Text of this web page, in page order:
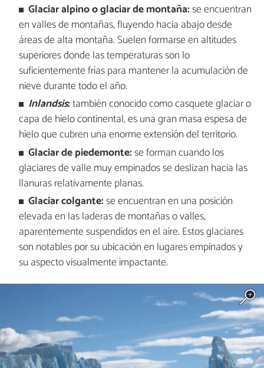
Glaciar alpino o glaciar de montaña:se encuentran
en valles de montañas, fluyendo hacia abajo desde
áreas de alta montaña. Suelen formarse en altitudes
superiores donde las temperaturas son lo
suficientemente frías para mantener la acumulación de
nieve durante todo el año.
Inlandsis:también conocido como casquete glaciar o
capa de hielo continental, es una gran masa espesa de
hielo que cubren una enorme extensión del territorio.
Glaciar de piedemonte:se forman cuando los
glaciares de valle muy empinados se deslizan hacia las
llanuras relativamente planas.
Glaciar colgante:se encuentran en una posición
elevada en las laderas de montañas o valles,
aparentemente suspendidos en el aire. Estos glaciares
son notables por su ubicación en lugares empinados y
su aspecto visualmente impactante.